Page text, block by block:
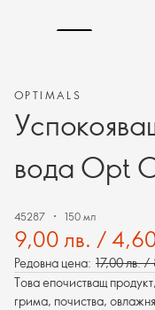
OPTIMALS
вода Opt
45287 150 мл
9,00 лв. /
Редовна цена: 17,00 лв.
Това епочистващ
грима, почиства,